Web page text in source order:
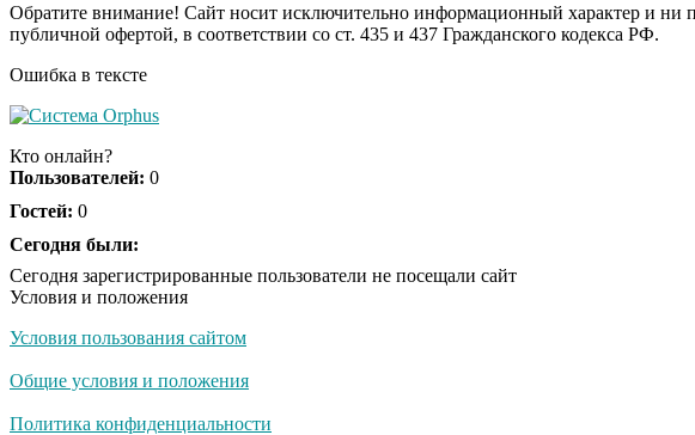
Обратите внимание! Сайт носит исключительно информационный характер и
публичной офертой, в соответствии со ст. 435 и 437 Гражданского кодекса РФ.
Ошибка в тексте
Кто онлайн?
Пользователей: 0
Гостей: 0
Сегодня были:
Сегодня зарегистрированные пользователи не посещали сайт
Условия и положения
Условия пользования сайтом
Общие условия и положения
Политика конфиденциальности